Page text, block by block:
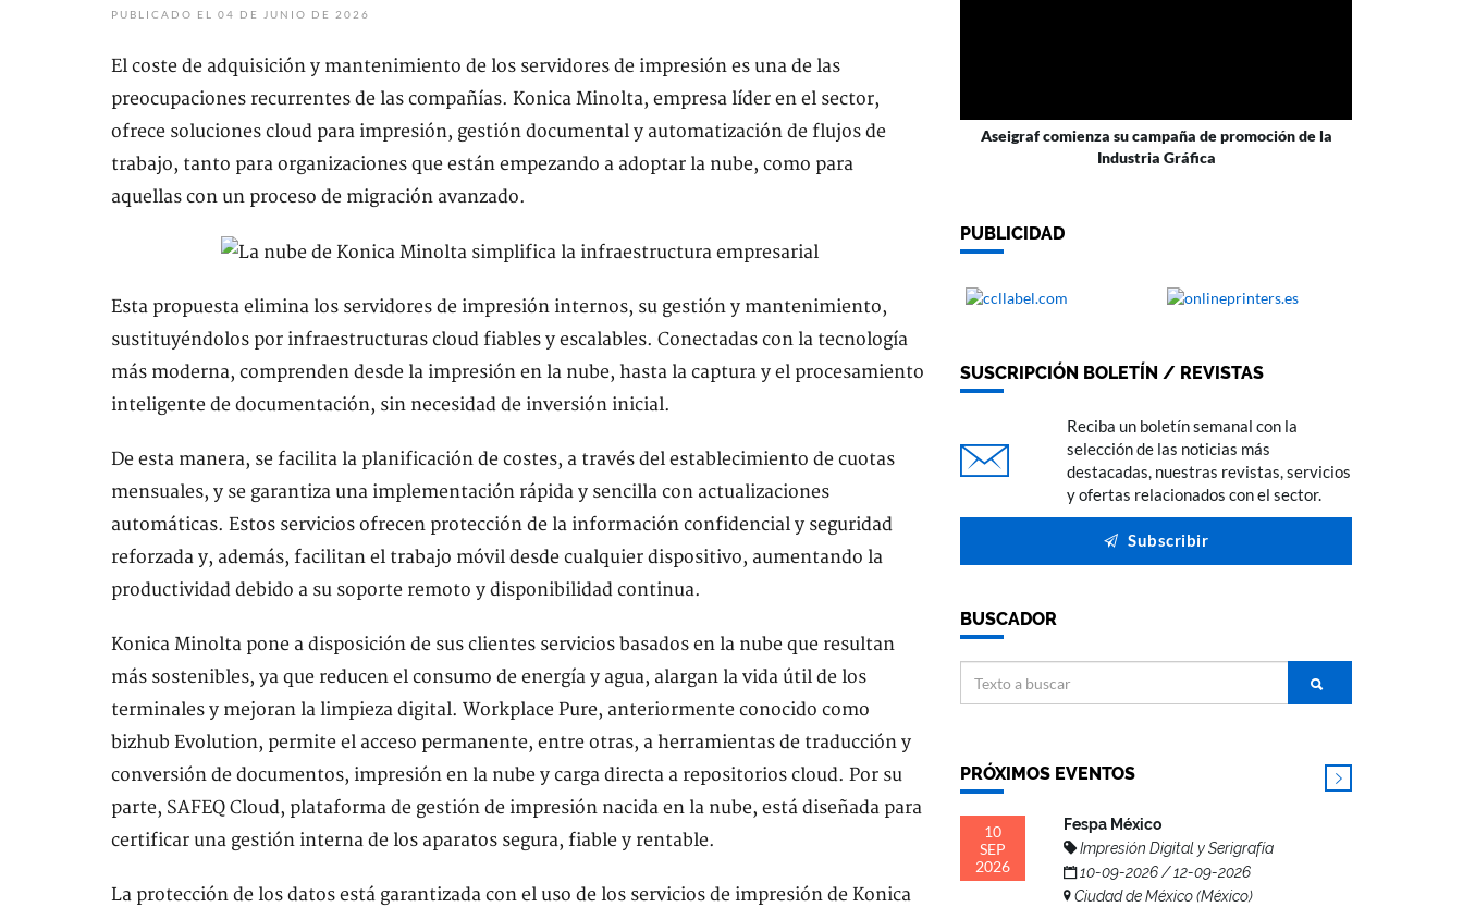
PUBLICADO EL 04 DE JUNIO DE 2026
El coste de adquisición y mantenimiento de los servidores de impresión es una de las
preocupaciones recurrentes de las compañías. Konica Minolta, empresa líder en el sector,
ofrece soluciones cloud para impresión, gestión documental y automatización de flujos de
trabajo, tanto para organizaciones que están empezando a adoptar la nube, como para
aquellas con un proceso de migración avanzado.
Esta propuesta elimina los servidores de impresión internos, su gestión y mantenimiento,
sustituyéndolos por infraestructuras cloud fiables y escalables. Conectadas con la tecnología
más moderna, comprenden desde la impresión en la nube, hasta la captura y el procesamiento
inteligente de documentación, sin necesidad de inversión inicial.
De esta manera, se facilita la planificación de costes, a través del establecimiento de cuotas
mensuales, y se garantiza una implementación rápida y sencilla con actualizaciones
automáticas. Estos servicios ofrecen protección de la información confidencial y seguridad
reforzada y, además, facilitan el trabajo móvil desde cualquier dispositivo, aumentando la
productividad debido a su soporte remoto y disponibilidad continua.
Konica Minolta pone a disposición de sus clientes servicios basados en la nube que resultan
más sostenibles, ya que reducen el consumo de energía y agua, alargan la vida útil de los
terminales y mejoran la limpieza digital. Workplace Pure, anteriormente conocido como
bizhub Evolution, permite el acceso permanente, entre otras, a herramientas de traducción y
conversión de documentos, impresión en la nube y carga directa a repositorios cloud. Por su
parte, SAFEQ Cloud, plataforma de gestión de impresión nacida en la nube, está diseñada para
certificar una gestión interna de los aparatos segura, fiable y rentable.
La protección de los datos está garantizada con el uso de los servicios de impresión de Konica
Aseigraf comienza su campaña de promoción de la
Industria Gráfica
PUBLICIDAD
SUSCRIPCIÓN BOLETÍN / REVISTAS
Reciba un boletín semanal con la
selección de las noticias más
destacadas, nuestras revistas, servicios
y ofertas relacionados con el sector.
Subscribir
BUSCADOR
PRÓXIMOS EVENTOS
10
SEP
2026
Fespa México
Impresión Digital y Serigrafía
10-09-2026 / 12-09-2026
Ciudad de México (México)